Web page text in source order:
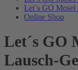
Let´s GO Mosel
Online Shop
Let´s GO
Lausch-